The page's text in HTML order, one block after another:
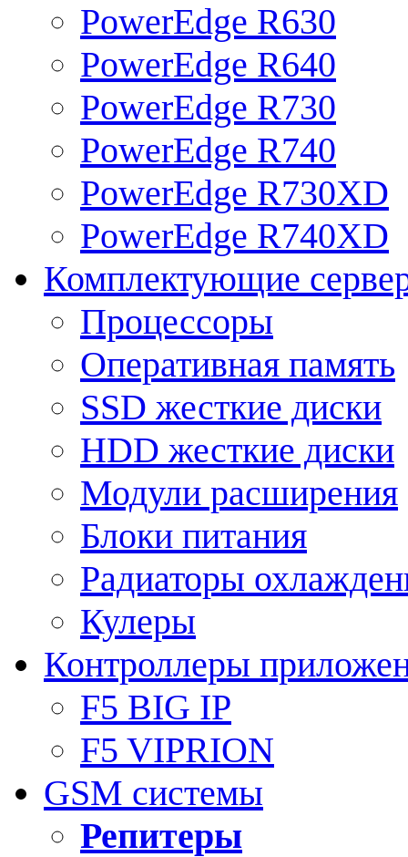
PowerEdge R630
PowerEdge R640
PowerEdge R730
PowerEdge R740
PowerEdge R730XD
PowerEdge R740XD
Комплектующие
Процессоры
Оперативная память
SSD жесткие диски
HDD жесткие диски
Модули расширения
Блоки питания
Радиаторы
Кулеры
Контроллеры
F5 BIG IP
F5 VIPRION
GSM системы
Репитеры